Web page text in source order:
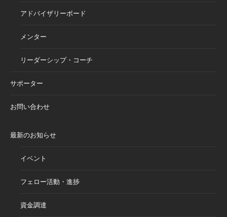
アドバイザリーボード
メンター
リーダーシップ・コーチ
サポーター
お問い合わせ
最新のお知らせ
イベント
フェロー活動・進捗
資金調達